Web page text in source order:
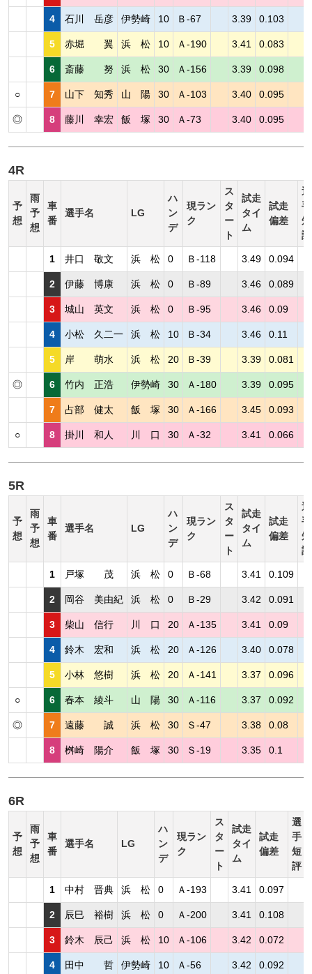
4 石川 岳彦 伊勢崎 10 Ｂ-67 3.39 0.103
5 赤堀 翼 浜 松 10 Ａ-190 3.41 0.083
6 斎藤 努 浜 松 30 Ａ-156 3.39 0.098
○ 7 山下 知秀 山 陽 30 Ａ-103 3.40 0.095
◎ 8 藤川 幸宏 飯 塚 30 Ａ-73 3.40 0.095
4R
予
想
雨
予
想
車
番
選手名 LG
ハ
ン
デ
現ラン
ク
ス
タ
ー
ト
試走
タイ
ム
試走
偏差
選
手
短
評
1 井口 敬文 浜 松 0 Ｂ-118 3.49 0.094
2 伊藤 博康 浜 松 0 Ｂ-89 3.46 0.089
3 城山 英文 浜 松 0 Ｂ-95 3.46 0.09
4 小松 久二一 浜 松 10 Ｂ-34 3.46 0.11
5 岸 萌水 浜 松 20 Ｂ-39 3.39 0.081
◎ 6 竹内 正浩 伊勢崎 30 Ａ-180 3.39 0.095
7 占部 健太 飯 塚 30 Ａ-166 3.45 0.093
○ 8 掛川 和人 川 口 30 Ａ-32 3.41 0.066
5R
予
想
雨
予
想
車
番
選手名 LG
ハ
ン
デ
現ラン
ク
ス
タ
ー
ト
試走
タイ
ム
試走
偏差
選
手
短
評
1 戸塚 茂 浜 松 0 Ｂ-68 3.41 0.109
2 岡谷 美由紀 浜 松 0 Ｂ-29 3.42 0.091
3 柴山 信行 川 口 20 Ａ-135 3.41 0.09
4 鈴木 宏和 浜 松 20 Ａ-126 3.40 0.078
5 小林 悠樹 浜 松 20 Ａ-141 3.37 0.096
○ 6 春本 綾斗 山 陽 30 Ａ-116 3.37 0.092
◎ 7 遠藤 誠 浜 松 30 Ｓ-47 3.38 0.08
8 桝崎 陽介 飯 塚 30 Ｓ-19 3.35 0.1
6R
予
想
雨
予
想
車
番
選手名 LG
ハ
ン
デ
現ラン
ク
ス
タ
ー
ト
試走
タイ
ム
試走
偏差
選
手
短
評
1 中村 晋典 浜 松 0 Ａ-193 3.41 0.097
2 辰巳 裕樹 浜 松 0 Ａ-200 3.41 0.108
3 鈴木 辰己 浜 松 10 Ａ-106 3.42 0.072
4 田中 哲 伊勢崎 10 Ａ-56 3.42 0.092